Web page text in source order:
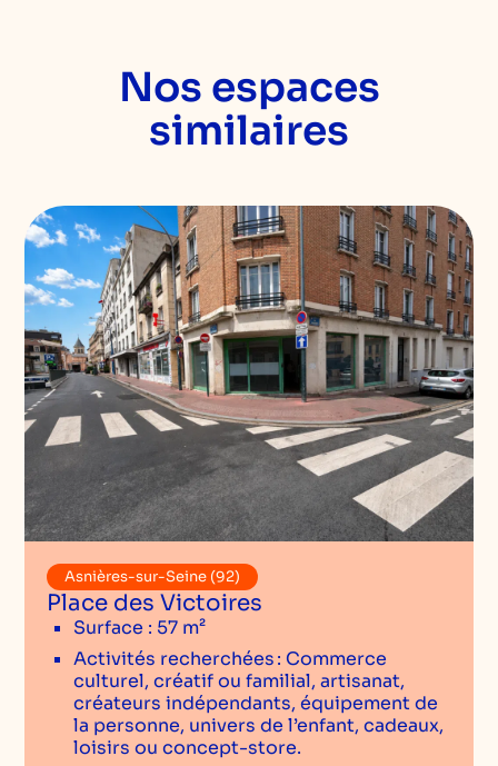
Nos espaces
similaires
Asnières-sur-Seine (92)
Place des Victoires
Surface : 57 m²
Activités recherchées : Commerce
culturel, créatif ou familial, artisanat,
créateurs indépendants, équipement de
la personne, univers de l’enfant, cadeaux,
loisirs ou concept-store.